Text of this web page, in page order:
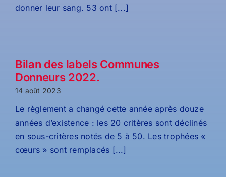
donner leur sang. 53 ont [...]
Bilan des labels Communes
Donneurs 2022.
14 août 2023
Le règlement a changé cette année après douze
années d’existence : les 20 critères sont déclinés
en sous-critères notés de 5 à 50. Les trophées «
cœurs » sont remplacés [...]